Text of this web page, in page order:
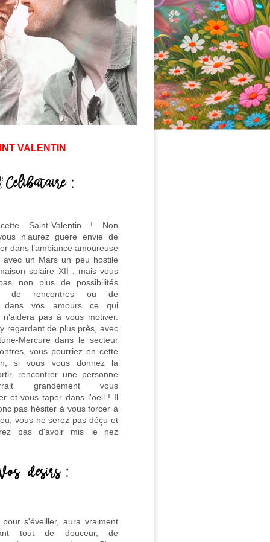
VALENTIN
Saint-Valentin ! Non
n'aurez guère envie de
dans l’ambiance amoureuse
avec un Mars un peu hostile
solaire XII ; mais vous
non plus de possibilités
de rencontres ou de
dans vos amours ce qui
n'aidera pas à vous motiver.
regardant de plus près, avec
Mercure dans le secteur
vous pourriez en cette
si vous vous donnez la
rencontrer une personne
grandement vous
et vous taper dans l'oeil ! Il
pas hésiter à vous forcer à
vous ne serez pas déçu et
pas d'avoir mis le nez
s'éveiller, aura vraiment
tout de douceur, de